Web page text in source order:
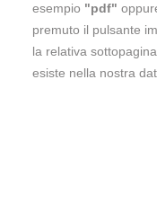
esempio "pdf"
premuto il pulsante
la relativa
esiste nella nostra